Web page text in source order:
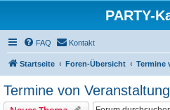
PARTY-
FAQ Kontakt
Startseite Foren-Übersicht Termine
Termine von